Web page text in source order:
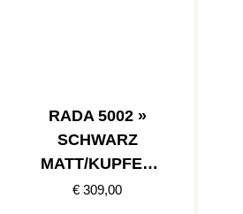
RADA 5002 »
SCHWARZ
MATT/KUPFER
POLIERT
€ 309,00